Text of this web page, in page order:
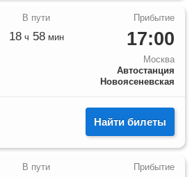
17:00
Москва
Автостанция
Новоясеневская
18ч 58мин
Найти билеты